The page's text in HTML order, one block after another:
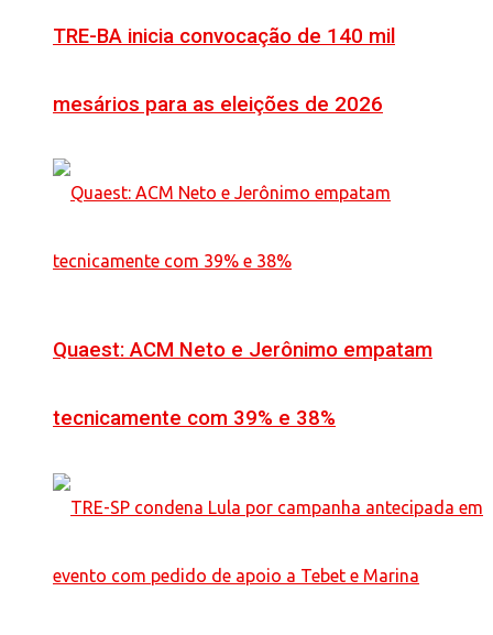
TRE-BA inicia convocação de 140 mil
mesários para as eleições de 2026
Quaest: ACM Neto e Jerônimo empatam
tecnicamente com 39% e 38%